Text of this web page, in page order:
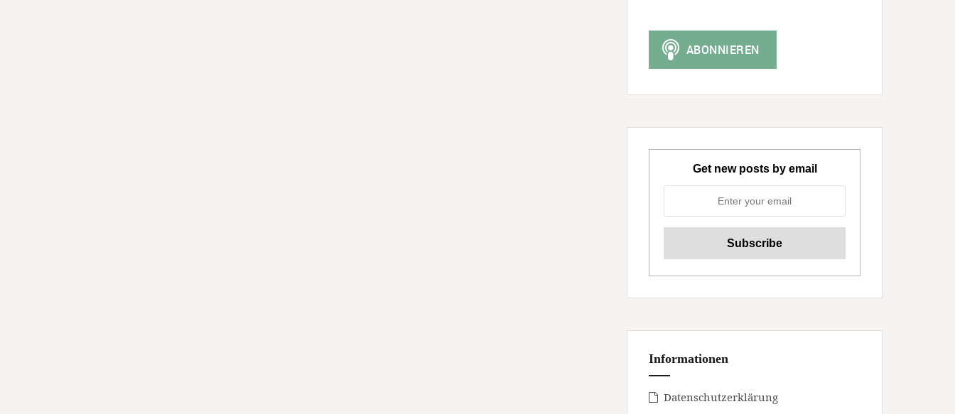
Get new posts by email
Informationen
Datenschutzerklärung